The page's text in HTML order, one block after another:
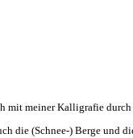
mit meiner Kalligrafie
die (Schnee-) Berge und